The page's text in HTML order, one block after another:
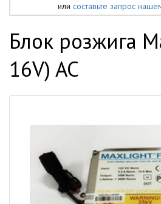
или составьте запрос
Блок розжига
16V) AC